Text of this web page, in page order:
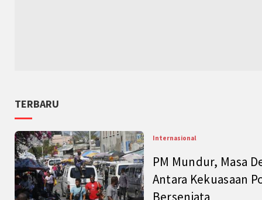
TERBARU
Internasional
PM Mundur, Masa
Antara Kekuasaan
Bersenjata